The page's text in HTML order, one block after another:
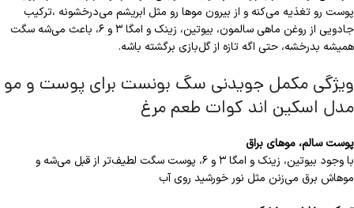
پوست رو تغذیه می‌کنه و از بیرون موها رو مثل ابریشم می‌درخشونه ،ترکیب
جادویی از روغن ماهی سالمون، بیوتین، زینک و امگا ۳ و ۶، باعث می‌شه سگت
همیشه بدرخشه، حتی اگه تازه از گل‌بازی برگشته باشه.
ویژگی‌ مکمل جویدنی سگ بونست برای پوست و مو
مدل اسکین اند کوات طعم مرغ
پوست سالم، موهای براق
با وجود بیوتین، زینک و امگا ۳ و ۶، پوست سگت لطیف‌تر از قبل می‌شه و
موهاش برق می‌زنن مثل نور خورشید روی آب